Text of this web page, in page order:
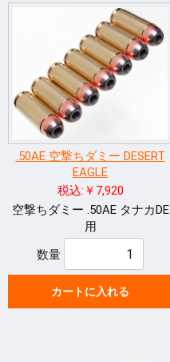
.50AE 空撃ちダミー DESERT
EAGLE
税込:￥7,920
空撃ちダミー .50AE タナカDE
用
数量
カートに入れる